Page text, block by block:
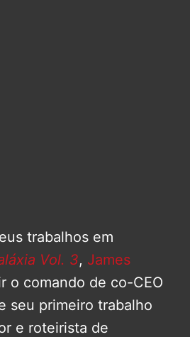
trabalhos em
Vol. 3, James
o comando de co-CEO
seu primeiro trabalho
e roteirista de